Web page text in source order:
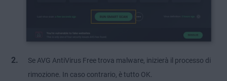
Se AVG AntiVirus Free trova malware, inizierà il processo di
rimozione. In caso contrario, è tutto OK.